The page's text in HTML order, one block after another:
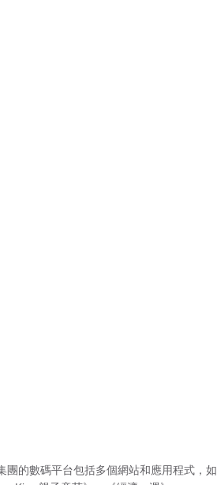
團的數碼平台包括多個網站和應用程式，如